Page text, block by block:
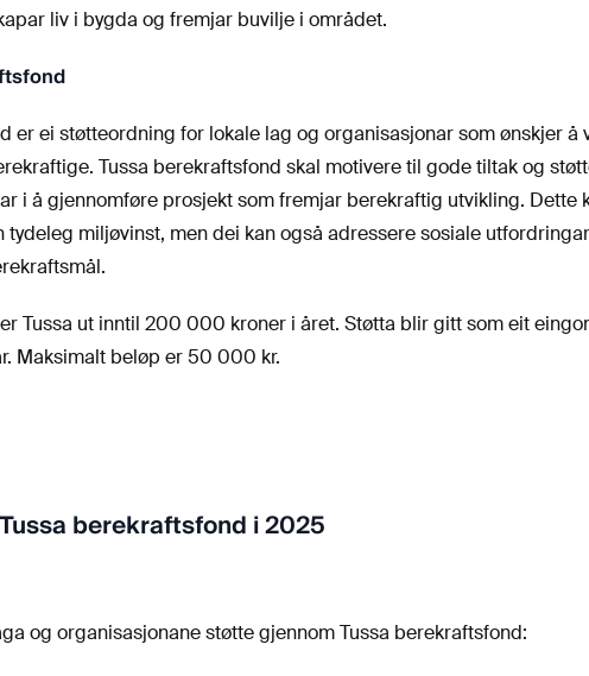
liv i bygda og fremjar buvilje i området.
er ei støtteordning for lokale lag og organisasjonar som ønskjer å
Tussa berekraftsfond skal motivere til gode tiltak og
i å gjennomføre prosjekt som fremjar berekraftig utvikling. Dette
tydeleg miljøvinst, men dei kan også adressere sosiale
Tussa ut inntil 200 000 kroner i året. Støtta blir gitt som eit
Maksimalt beløp er 50 000 kr.
berekraftsfond i 2025
og organisasjonane støtte gjennom Tussa berekraftsfond: